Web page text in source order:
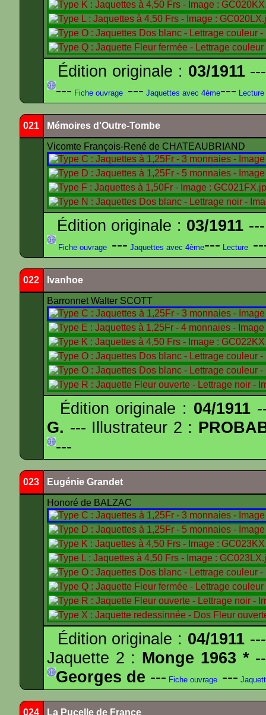
Édition originale : 03/1911
--- Fiche ouvrage --- Jaquettes avec 4ème--- Lecture
021 Mémoires d'Outre-Tombe
Vicomte François-René de CHATEAUBRIAND
Édition originale : 03/1911
Fiche ouvrage --- Jaquettes avec 4ème--- Lecture
022 Ivanhoe
Barronnet Walter SCOTT
Édition originale : 04/1911
G. --- Illustrateur 2 :
---
023 Eugénie Grandet
Honoré de BALZAC
Édition originale : 04/1911
Jaquette 2 : Monge 1963 *
Georges de --- Fiche ouvrage ---
024 La Pucelle de France